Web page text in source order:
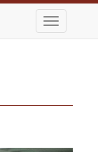
Toggle
navigation